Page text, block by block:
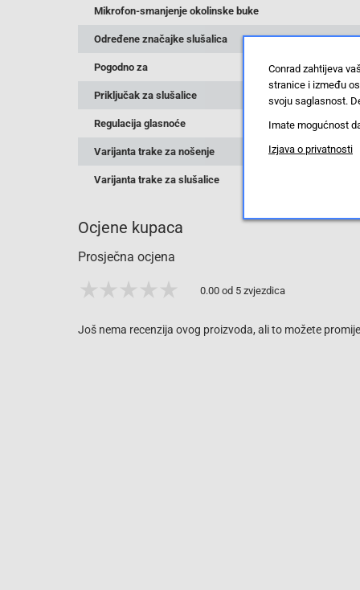
Mikrofon-smanjenje okolinske buke
Određene značajke slušalica
Pogodno za
Priključak za slušalice
Regulacija glasnoće
Varijanta trake za nošenje
Varijanta trake za slušalice
Ocjene kupaca
Prosječna ocjena
0.00 od 5 zvjezdica
Još nema recenzija ovog proizvoda, ali to možete
Conrad zahtijeva
stranice i između
svoju saglasnost.
Imate mogućnost
Izjava o privatnosti